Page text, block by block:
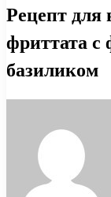
Рецепт для
фриттата с
базиликом